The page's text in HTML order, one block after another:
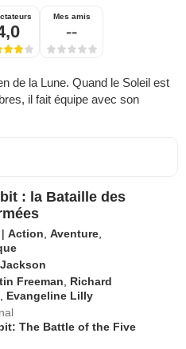
Mes amis
--
de la Lune. Quand le Soleil est
il fait équipe avec son
: la Bataille des
| Action ,Aventure
Freeman
Richard
Evangeline Lilly
The Battle of the Five